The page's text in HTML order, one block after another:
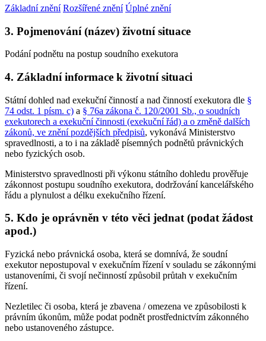
Základní znění Rozšířené znění Úplné znění
3. Pojmenování (název) životní situace
Podání podnětu na postup soudního exekutora
4. Základní informace k životní situaci
Státní dohled nad exekuční činností a nad činností exekutora dle §
74 odst. 1 písm. c) a § 76a zákona č. 120/2001 Sb., o soudních
exekutorech a exekuční činnosti (exekuční řád) a o změně dalších
zákonů, ve znění pozdějších předpisů, vykonává Ministerstvo
spravedlnosti, a to i na základě písemných podnětů právnických
nebo fyzických osob.
Ministerstvo spravedlnosti při výkonu státního dohledu prověřuje
zákonnost postupu soudního exekutora, dodržování kancelářského
řádu a plynulost a délku exekučního řízení.
5. Kdo je oprávněn v této věci jednat (podat žádost
apod.)
Fyzická nebo právnická osoba, která se domnívá, že soudní
exekutor nepostupoval v exekučním řízení v souladu se zákonnými
ustanoveními, či svojí nečinností způsobil průtah v exekučním
řízení.
Nezletilec či osoba, která je zbavena / omezena ve způsobilosti k
právním úkonům, může podat podnět prostřednictvím zákonného
nebo ustanoveného zástupce.